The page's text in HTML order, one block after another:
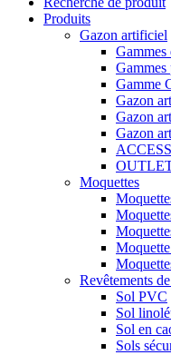
Produits
Gazon artificiel
Gammes
Gamme
Gazon
Gazon
Gazon
Moquettes
Revêtements
Sol PVC
Sol
Sol en
Sols